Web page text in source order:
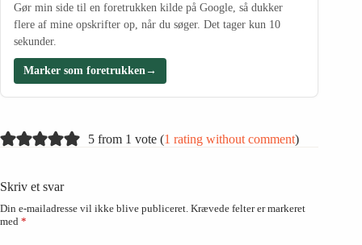
Gør min side til en foretrukken kilde på Google, så dukker
flere af mine opskrifter op, når du søger. Det tager kun 10
sekunder.
Marker som foretrukken→
5 from 1 vote (1 rating without comment)
Skriv et svar
Din e-mailadresse vil ikke blive publiceret. Krævede felter er markeret
med *